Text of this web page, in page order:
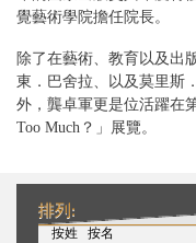
覺藝術學院擔任院長。
除了在藝術、教育以及出
東．巴舍拉、以及莫里斯
外，龔卓軍更是位活躍在
Too Much？」展覽。
排列:
按姓
（活动标签） 按名